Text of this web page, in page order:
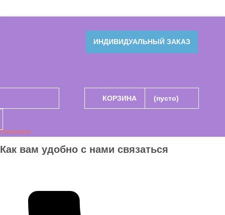
Позвонить
ИНДИВИДУАЛЬНЫЙ ЗАКАЗ
КОРЗИНА (пусто)
Как вам удобно с нами связаться